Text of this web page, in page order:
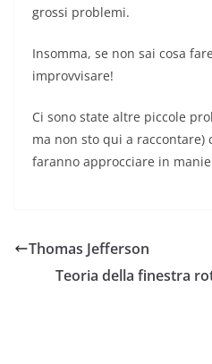
grossi problemi.
Insomma, se non sai cosa
improvvisare!
Ci sono state altre piccole
ma non sto qui a raccontare)
faranno approcciare in
Thomas Jefferson
Teoria della finestra